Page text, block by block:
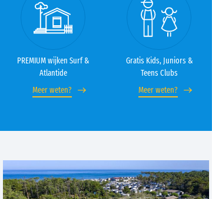
PREMIUM wijken Surf &
Atlantide
Meer weten?
Gratis Kids, Juniors &
Teens Clubs
Meer weten?